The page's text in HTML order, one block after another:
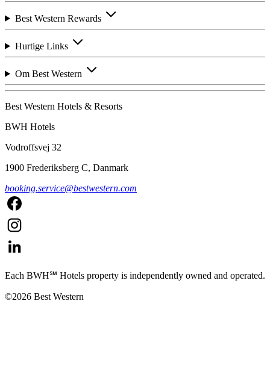
Best Western Rewards
Hurtige Links
Om Best Western
Best Western Hotels & Resorts
BWH Hotels
Vodroffsvej 32
1900 Frederiksberg C, Danmark
booking.service@bestwestern.com
Each BWH℠ Hotels property is independently owned and operated.
©2026 Best Western